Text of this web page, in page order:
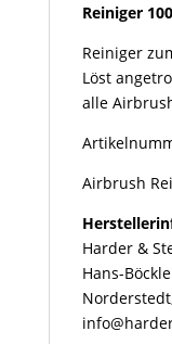
Reiniger
Menge
Reiniger
Reiniger
Löst
alle
Airbrush
Harder &
Hans-